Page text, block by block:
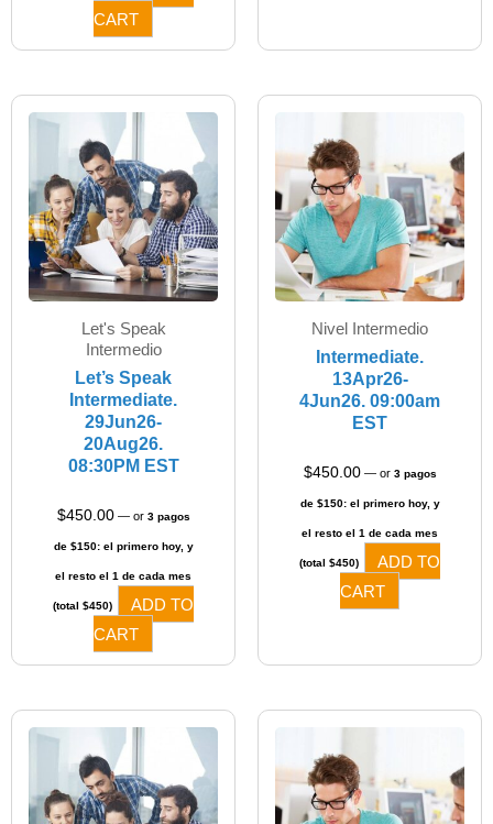
CART
Let's Speak
Intermedio​
Let’s Speak
Intermediate.
29Jun26-
20Aug26.
08:30PM EST
$450.00 —or 3 pagos
de $150: el primero hoy, y
el resto el 1 de cada mes
(total $450)
ADD TO
CART
Nivel Intermedio
Intermediate.
13Apr26-
4Jun26. 09:00am
EST
$450.00 —or 3 pagos
de $150: el primero hoy, y
el resto el 1 de cada mes
(total $450)
ADD TO
CART